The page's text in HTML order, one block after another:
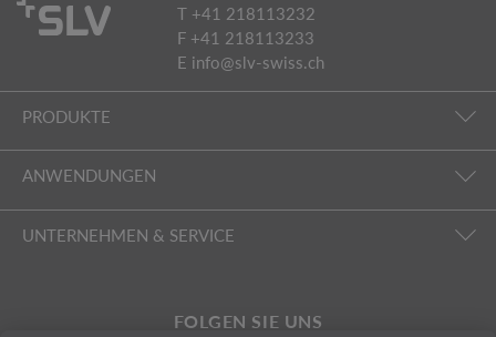
T +41 218113232
F +41 218113233
E info@slv-swiss.ch
PRODUKTE
ANWENDUNGEN
UNTERNEHMEN & SERVICE
FOLGEN SIE UNS